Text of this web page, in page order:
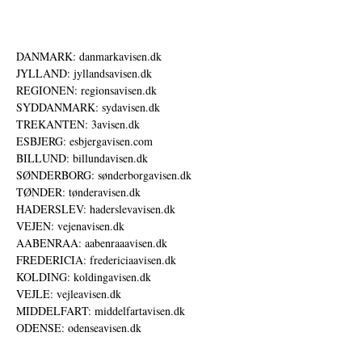
DANMARK: danmarkavisen.dk
JYLLAND: jyllandsavisen.dk
REGIONEN: regionsavisen.dk
SYDDANMARK: sydavisen.dk
TREKANTEN: 3avisen.dk
ESBJERG: esbjergavisen.com
BILLUND: billundavisen.dk
SØNDERBORG: sønderborgavisen.dk
TØNDER: tønderavisen.dk
HADERSLEV: haderslevavisen.dk
VEJEN: vejenavisen.dk
AABENRAA: aabenraaavisen.dk
FREDERICIA: fredericiaavisen.dk
KOLDING: koldingavisen.dk
VEJLE: vejleavisen.dk
MIDDELFART: middelfartavisen.dk
ODENSE: odenseavisen.dk